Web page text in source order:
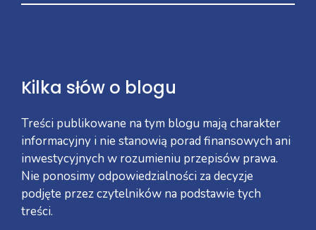
Kilka słów o blogu
Treści publikowane na tym blogu mają charakter
informacyjny i nie stanowią porad finansowych ani
inwestycyjnych w rozumieniu przepisów prawa.
Nie ponosimy odpowiedzialności za decyzje
podjęte przez czytelników na podstawie tych
treści.